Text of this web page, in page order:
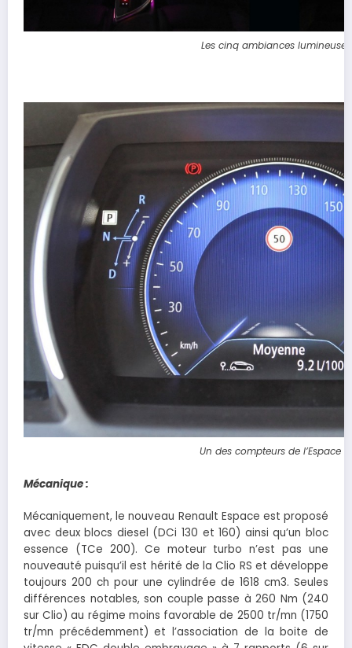
Les cinq ambiances lumineuse.
Un des compteurs de l’Espace 5
Mécanique :
Mécaniquement, le nouveau Renault Espace est proposé
avec deux blocs diesel (DCi 130 et 160) ainsi qu’un bloc
essence (TCe 200). Ce moteur turbo n’est pas une
nouveauté puisqu’il est hérité de la Clio RS et développe
toujours 200 ch pour une cylindrée de 1618 cm3. Seules
différences notables, son couple passe à 260 Nm (240
sur Clio) au régime moins favorable de 2500 tr/mn (1750
tr/mn précédemment) et l’association de la boite de